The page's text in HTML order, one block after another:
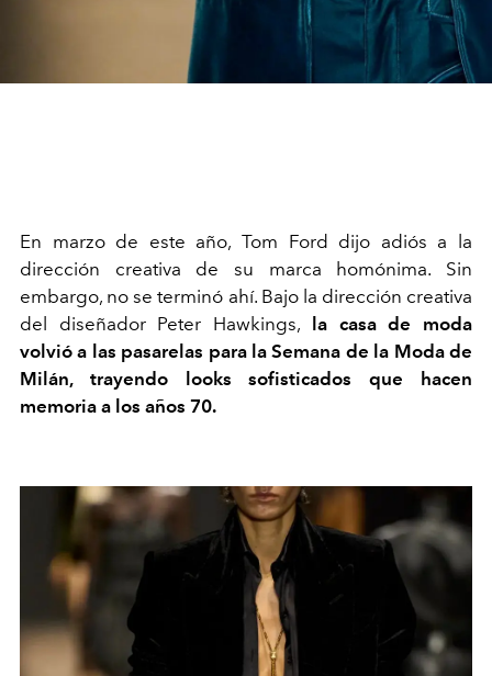
En marzo de este año, Tom Ford dijo adiós a la
dirección creativa de su marca homónima. Sin
embargo, no se terminó ahí. Bajo la dirección creativa
del diseñador Peter Hawkings,
la casa de moda
volvió a las pasarelas para la Semana de la Moda de
Milán, trayendo looks sofisticados que hacen
memoria a los años 70.